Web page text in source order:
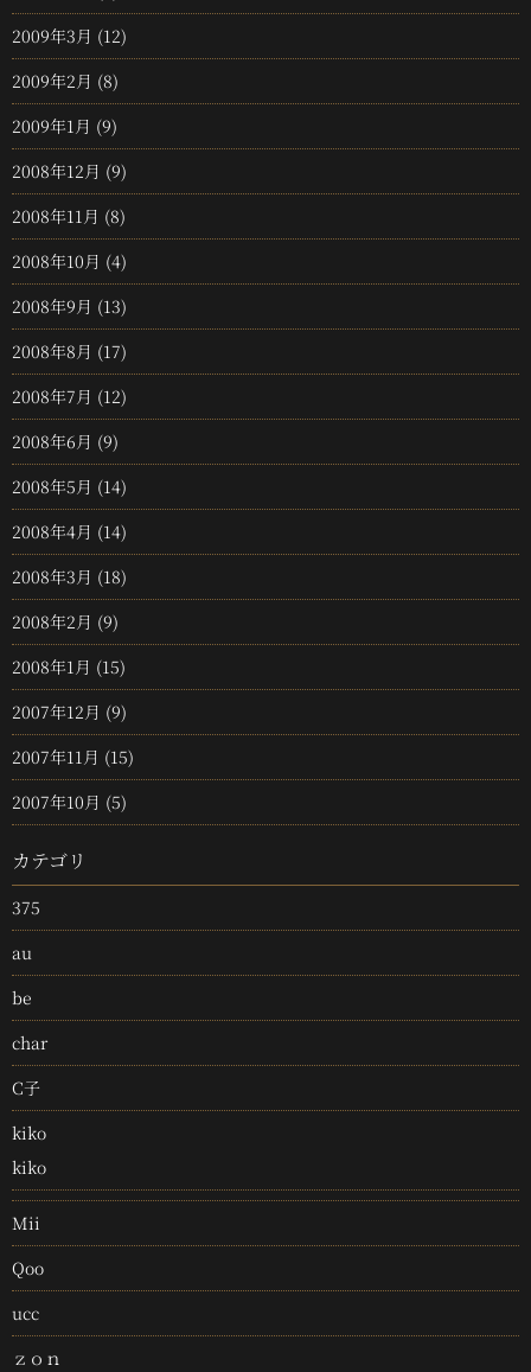
2009年3月 (12)
2009年2月 (8)
2009年1月 (9)
2008年12月 (9)
2008年11月 (8)
2008年10月 (4)
2008年9月 (13)
2008年8月 (17)
2008年7月 (12)
2008年6月 (9)
2008年5月 (14)
2008年4月 (14)
2008年3月 (18)
2008年2月 (9)
2008年1月 (15)
2007年12月 (9)
2007年11月 (15)
2007年10月 (5)
カテゴリ
375
au
be
char
C子
kiko
kiko
Mii
Qoo
ucc
ｚｏｎ